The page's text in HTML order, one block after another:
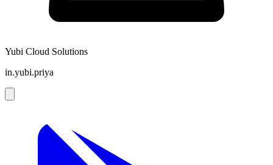
Yubi Cloud Solutions
in.yubi.priya